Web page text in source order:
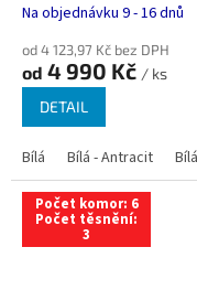
Na objednávku 9 - 16 dnů
od 4 123,97 Kč bez DPH
od 4 990 Kč / ks
DETAIL
Bílá Bílá - Antracit
Počet komor: 6
Počet těsnění:
3